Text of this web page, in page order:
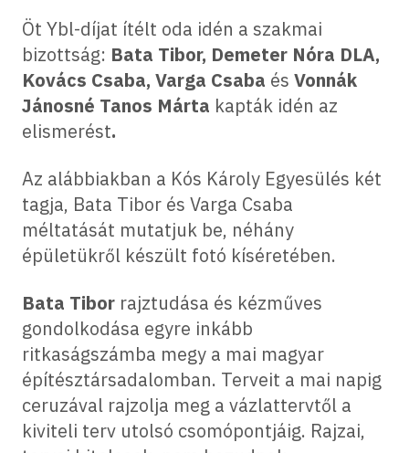
Öt Ybl-díjat ítélt oda idén a szakmai
bizottság: Bata Tibor, Demeter Nóra DLA,
Kovács Csaba, Varga Csaba és Vonnák
Jánosné Tanos Márta kapták idén az
elismerést.
Az alábbiakban a Kós Károly Egyesülés két
tagja, Bata Tibor és Varga Csaba
méltatását mutatjuk be, néhány
épületükről készült fotó kíséretében.
Bata Tibor rajztudása és kézműves
gondolkodása egyre inkább
ritkaságszámba megy a mai magyar
építésztársadalomban. Terveit a mai napig
ceruzával rajzolja meg a vázlattervtől a
kiviteli terv utolsó csomópontjáig. Rajzai,